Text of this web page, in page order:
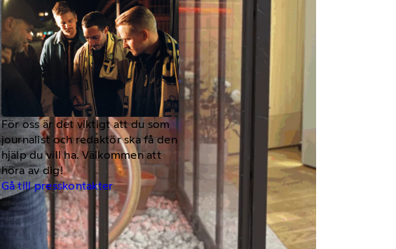
För oss är det viktigt att du som
journalist och redaktör ska få den
hjälp du vill ha. Välkommen att
höra av dig!
Gå till presskontakter